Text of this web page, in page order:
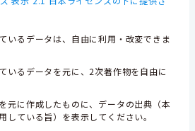
いるデータは、自由に利用・改変できま
いるデータを元に、2次著作物を自由に
元に作成したものに、データの出典（本
している旨）を表示してください。